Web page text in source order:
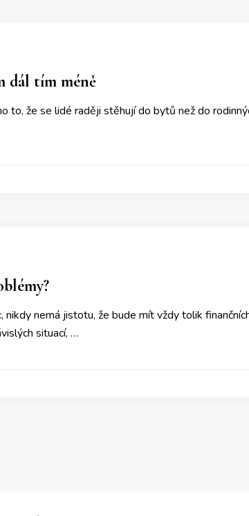
dál tím méně
to, že se lidé raději stěhují do bytů než do
nikdy nemá jistotu, že bude mít vždy tolik
situací, …